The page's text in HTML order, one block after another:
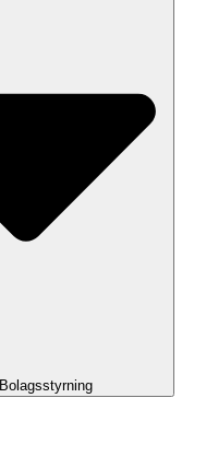
Bolagsstyrning